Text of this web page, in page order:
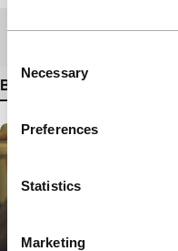
Selection
Necessary
Preferences
Statistics
Marketing
Medium/Formaat35mm
Bekijk meer details